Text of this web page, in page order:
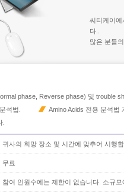
씨티케이에
다..
많은 분들
phase, Reverse phase) 및 trouble
석법.
Amino Acids 전용 분석법
.
귀사의 희망 장소 및 시간에 맞추어 시행
무료
참여 인원수에는 제한이 없습니다. 소규